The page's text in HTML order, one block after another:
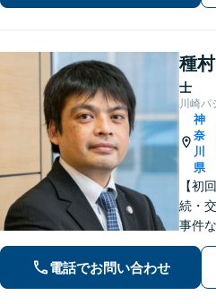
い。
種
士
川崎パ
神
奈
川
県
【初
続・
事件
法律
取り
の方
電話でお問い合わせ